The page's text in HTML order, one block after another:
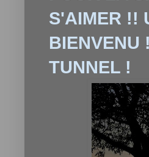
S'AIMER !!
BIENVENU
TUNNEL !